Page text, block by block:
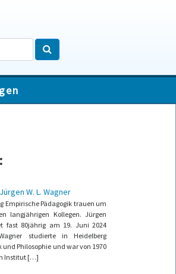
W. L. Wagner
Empirische Pädagogik trauen um
langjährigen Kollegen. Jürgen
fast 80jährig am 19. Juni 2024
studierte in Heidelberg
und Philosophie und war von 1970
Institut […]